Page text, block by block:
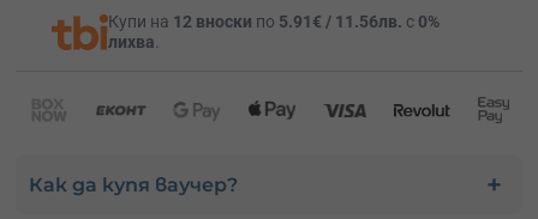
Купи на 12 вноски по 5.91€ / 11.56лв. с 0%
лихва.
Как да купя ваучер?